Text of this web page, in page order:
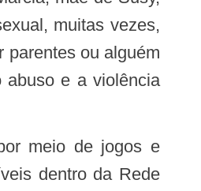
muitas vezes,
parentes ou alguém
abuso e a violência
dentro da Rede